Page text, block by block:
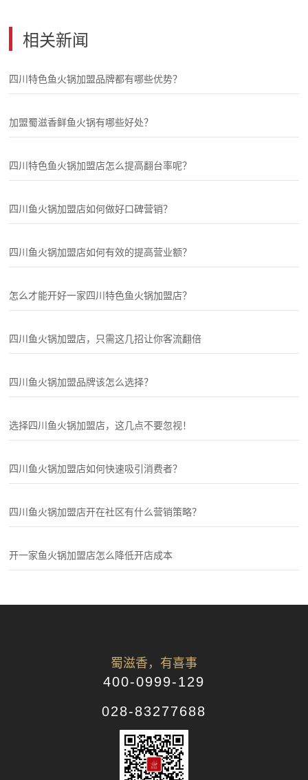
相关新闻
四川特色鱼火锅加盟品牌都有哪些优势？
加盟蜀滋香鲜鱼火锅有哪些好处？
四川特色鱼火锅加盟店怎么提高翻台率呢？
四川鱼火锅加盟店如何做好口碑营销？
四川鱼火锅加盟店如何有效的提高营业额？
怎么才能开好一家四川特色鱼火锅加盟店？
四川鱼火锅加盟店，只需这几招让你客流翻倍
四川鱼火锅加盟品牌该怎么选择？
选择四川鱼火锅加盟店，这几点不要忽视！
四川鱼火锅加盟店如何快速吸引消费者？
四川鱼火锅加盟店开在社区有什么营销策略？
开一家鱼火锅加盟店怎么降低开店成本
蜀滋香，有喜事
400-0999-129
028-83277688